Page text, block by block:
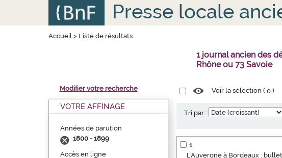
Presse locale
Accueil> Liste de résultats
1 journal ancien des
Rhône ou 73 Savoie
Modifier votre recherche
VOTRE AFFINAGE
Années de parution
1800 - 1899
Accès en ligne
Voir la sélection (0 )
Tri par :
1
L'Auvergne à Bordeaux :
Panneau de gestion des cookies